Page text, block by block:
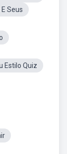
Seus
Estilo Quiz